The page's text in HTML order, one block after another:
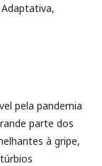
pela pandemia
parte dos
à gripe,